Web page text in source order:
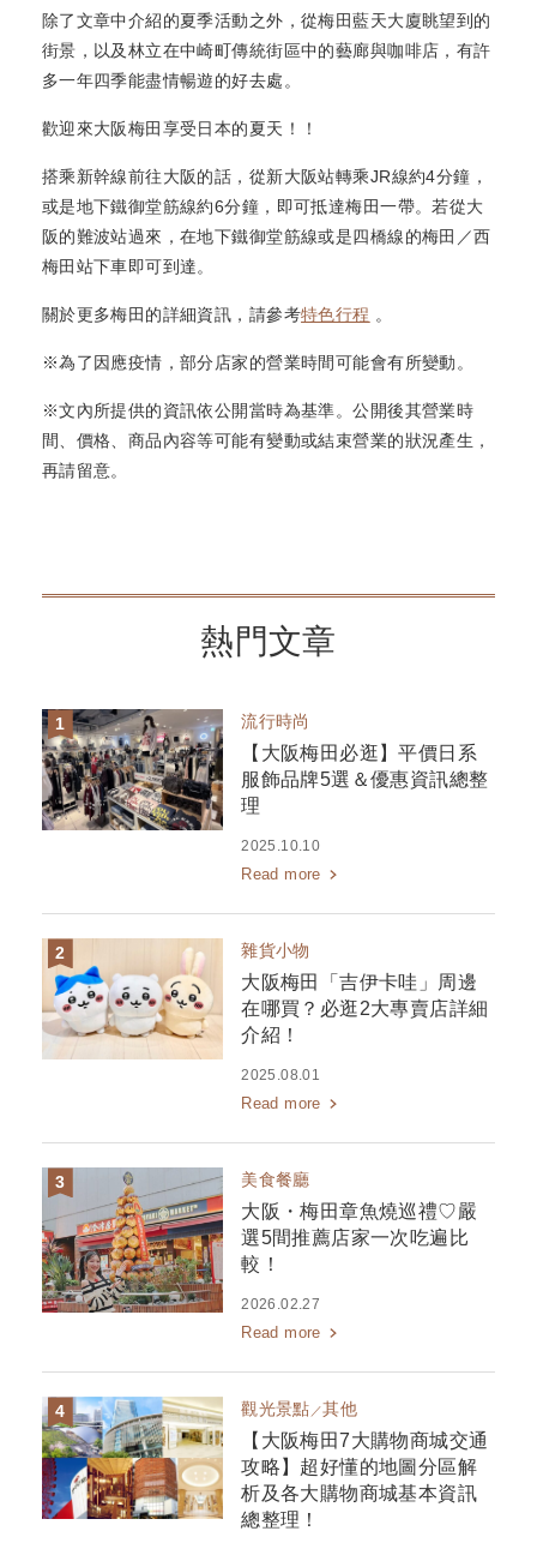
除了文章中介紹的夏季活動之外，從梅田藍天大廈眺望到的
街景，以及林立在中崎町傳統街區中的藝廊與咖啡店，有許
多一年四季能盡情暢遊的好去處。
歡迎來大阪梅田享受日本的夏天！！
搭乘新幹線前往大阪的話，從新大阪站轉乘JR線約4分鐘，
或是地下鐵御堂筋線約6分鐘，即可抵達梅田一帶。若從大
阪的難波站過來，在地下鐵御堂筋線或是四橋線的梅田／西
梅田站下車即可到達。
關於更多梅田的詳細資訊，請參考特色行程 。
※為了因應疫情，部分店家的營業時間可能會有所變動。
※文內所提供的資訊依公開當時為基準。公開後其營業時
間、價格、商品內容等可能有變動或結束營業的狀況產生，
再請留意。
熱門文章
流行時尚
【大阪梅田必逛】平價日系
服飾品牌5選＆優惠資訊總整
理
2025.10.10
Read more
雜貨小物
大阪梅田「吉伊卡哇」周邊
在哪買？必逛2大專賣店詳細
介紹！
2025.08.01
Read more
美食餐廳
大阪・梅田章魚燒巡禮♡嚴
選5間推薦店家一次吃遍比
較！
2026.02.27
Read more
觀光景點 其他
【大阪梅田7大購物商城交通
攻略】超好懂的地圖分區解
析及各大購物商城基本資訊
總整理！